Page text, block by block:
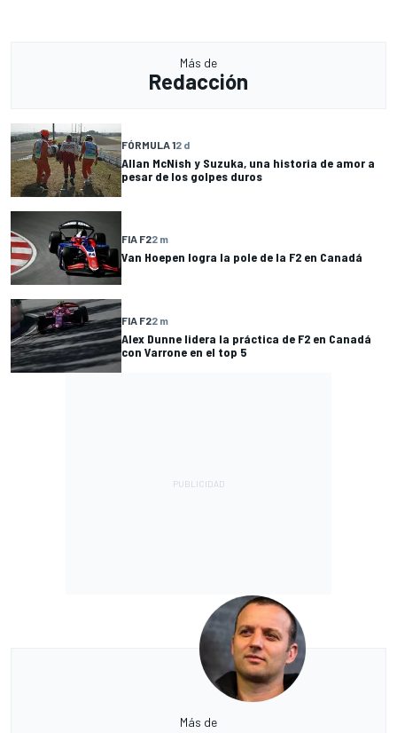
Más de
Redacción
FÓRMULA 12 d
Allan McNish y Suzuka, una historia de amor a
pesar de los golpes duros
FIA F22 m
Van Hoepen logra la pole de la F2 en Canadá
FIA F22 m
Alex Dunne lidera la práctica de F2 en Canadá
con Varrone en el top 5
Más de